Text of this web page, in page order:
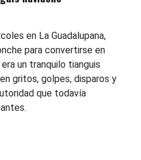
en La Guadalupana,
para convertirse en
un tranquilo tianguis
gritos, golpes, disparos y
que todavía